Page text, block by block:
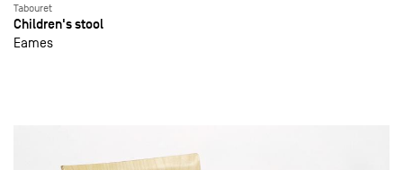
Tabouret
Children's stool
Eames